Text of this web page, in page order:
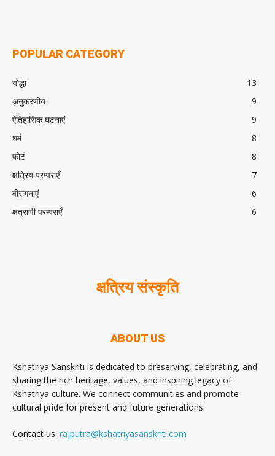
POPULAR CATEGORY
योद्धा
13
अनुकरणीय
9
ऐतिहासिक घटनाएं
9
धर्म
8
फोर्ट
8
क्षत्रिय परम्पराएँ
7
वीरांगनाएं
6
क्षत्राणी परम्पराएँ
6
क्षत्रिय संस्कृति
ABOUT US
Kshatriya Sanskriti is dedicated to preserving, celebrating, and
sharing the rich heritage, values, and inspiring legacy of
Kshatriya culture. We connect communities and promote
cultural pride for present and future generations.
Contact us: rajputra@kshatriyasanskriti.com